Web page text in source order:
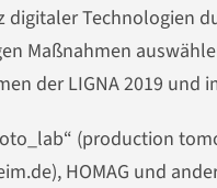
digitaler Technologien
Maßnahmen
der LIGNA 2019 und
(production
HOMAG und